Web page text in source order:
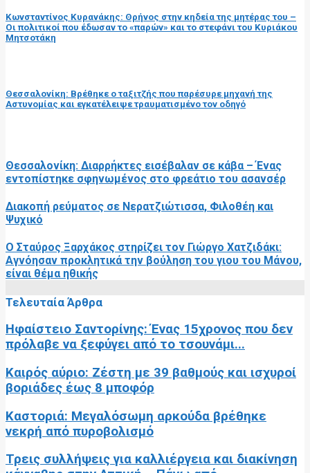
Κωνσταντίνος Κυρανάκης: Θρήνος στην κηδεία της μητέρας του –
Οι πολιτικοί που έδωσαν το «παρών» και το στεφάνι του Κυριάκου
Μητσοτάκη
Θεσσαλονίκη: Βρέθηκε ο ταξιτζής που παρέσυρε μηχανή της
Αστυνομίας και εγκατέλειψε τραυματισμένο τον οδηγό
Θεσσαλονίκη: Διαρρήκτες εισέβαλαν σε κάβα – Ένας
εντοπίστηκε σφηνωμένος στο φρεάτιο του ασανσέρ
Διακοπή ρεύματος σε Νερατζιώτισσα, Φιλοθέη και
Ψυχικό
Ο Σταύρος Ξαρχάκος στηρίζει τον Γιώργο Χατζιδάκι:
Αγνόησαν προκλητικά την βούληση του γιου του Μάνου,
είναι θέμα ηθικής
Τελευταία Άρθρα
Ηφαίστειο Σαντορίνης: Ένας 15χρονος που δεν
πρόλαβε να ξεφύγει από το τσουνάμι...
Καιρός αύριο: Ζέστη με 39 βαθμούς και ισχυροί
βοριάδες έως 8 μποφόρ
Καστοριά: Μεγαλόσωμη αρκούδα βρέθηκε
νεκρή από πυροβολισμό
Τρεις συλλήψεις για καλλιέργεια και διακίνηση